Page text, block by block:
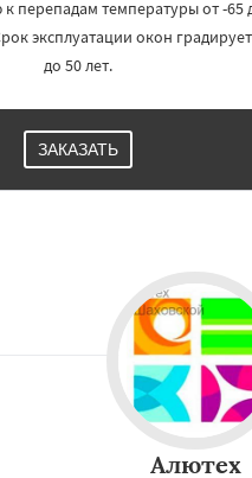
к перепадам температуры от -65
эксплуатации окон
до 50 лет.
ЗАКАЗАТЬ
Алютех